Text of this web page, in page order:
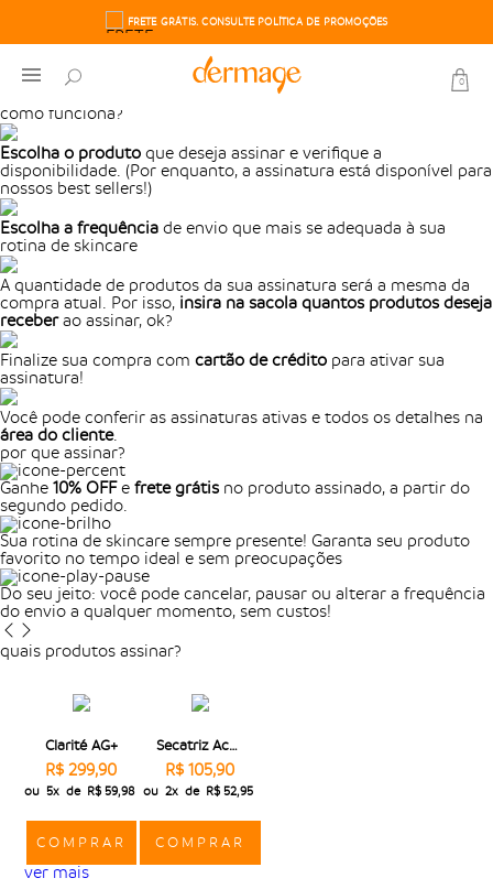
FRETE GRÁTIS. CONSULTE POLÍTICA DE PROMOÇÕES
6X SEM JUROS. PARCELA MÍNIMA R$50,00
0
como funciona?
Escolha o produto que deseja assinar e verifique a
disponibilidade. (Por enquanto, a assinatura está disponível para
nossos best sellers!)
Escolha a frequência de envio que mais se adequada à sua
rotina de skincare
A quantidade de produtos da sua assinatura será a mesma da
compra atual. Por isso, insira na sacola quantos produtos deseja
receberao assinar, ok?
Finalize sua compra com cartão de crédito para ativar sua
assinatura!
Você pode conferir as assinaturas ativas e todos os detalhes na
área do cliente.
por que assinar?
Ganhe 10% OFFe frete grátis no produto assinado, a partir do
segundo pedido.
Sua rotina de skincare sempre presente! Garanta seu produto
favorito no tempo ideal e sem preocupações
Do seu jeito: você pode cancelar, pausar ou alterar a frequência
do envio a qualquer momento, sem custos!
quais produtos assinar?
Clarité AG+
R$ 299,90
ou 5x de R$ 59,98
COMPRAR
Secatriz Acne Spot
R$ 105,90
ou 2x de R$ 52,95
COMPRAR
ver mais